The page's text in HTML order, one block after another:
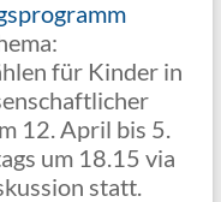
für Kinder in
12. April bis 5.
um 18.15 via
statt.